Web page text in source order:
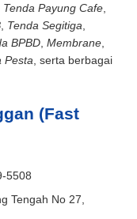
Tenda Payung Cafe
Tenda Segitiga
BPBD Membrane
Pesta , serta berbagai
(Fast
5508
Tengah No 27,